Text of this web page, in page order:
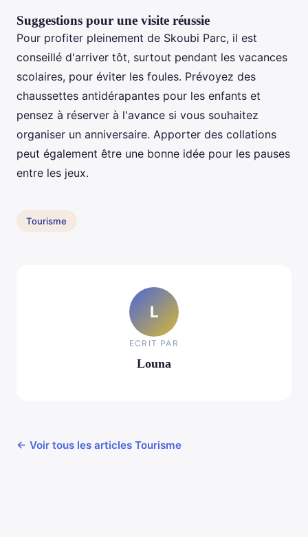
Suggestions pour une visite réussie
Pour profiter pleinement de Skoubi Parc, il est
conseillé d'arriver tôt, surtout pendant les vacances
scolaires, pour éviter les foules. Prévoyez des
chaussettes antidérapantes pour les enfants et
pensez à réserver à l'avance si vous souhaitez
organiser un anniversaire. Apporter des collations
peut également être une bonne idée pour les pauses
entre les jeux.
Tourisme
L
ECRIT PAR
Louna
← Voir tous les articles Tourisme